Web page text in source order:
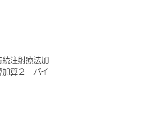
注射療法加
加算２ バイ